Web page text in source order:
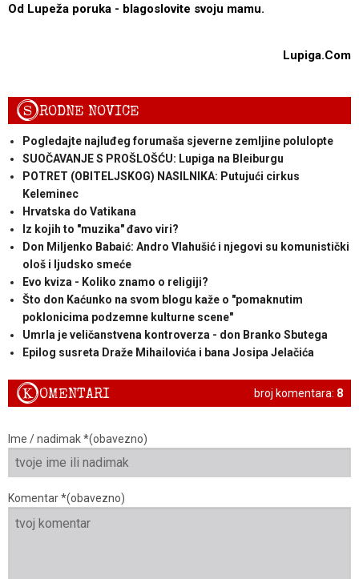
Od Lupeža poruka - blagoslovite svoju mamu.
Lupiga.Com
SRODNE NOVICE
Pogledajte najluđeg forumaša sjeverne zemljine polulopte
SUOČAVANJE S PROŠLOŠĆU: Lupiga na Bleiburgu
POTRET (OBITELJSKOG) NASILNIKA: Putujući cirkus
Keleminec
Hrvatska do Vatikana
Iz kojih to "muzika" đavo viri?
Don Miljenko Babaić: Andro Vlahušić i njegovi su komunistički
ološ i ljudsko smeće
Evo kviza - Koliko znamo o religiji?
Što don Kaćunko na svom blogu kaže o "pomaknutim
poklonicima podzemne kulturne scene"
Umrla je veličanstvena kontroverza - don Branko Sbutega
Epilog susreta Draže Mihailovića i bana Josipa Jelačića
broj komentara: 8
KOMENTARI
Ime / nadimak *(obavezno)
Komentar *(obavezno)